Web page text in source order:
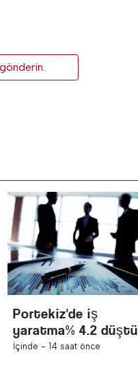
Portekiz'de iş
yaratma% 4.2 düştü
İçinde - 14 saat önce